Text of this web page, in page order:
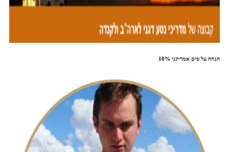
10% הנחה על סים אמריקני